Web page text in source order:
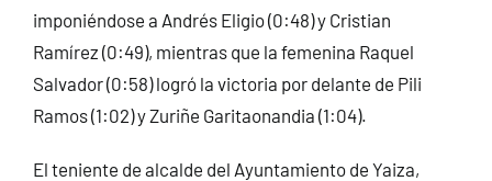
imponiéndose a Andrés Eligio (0:48) y Cristian
Ramírez (0:49), mientras que la femenina Raquel
Salvador (0:58) logró la victoria por delante de Pili
Ramos (1:02) y Zuriñe Garitaonandia (1:04).
El teniente de alcalde del Ayuntamiento de Yaiza,